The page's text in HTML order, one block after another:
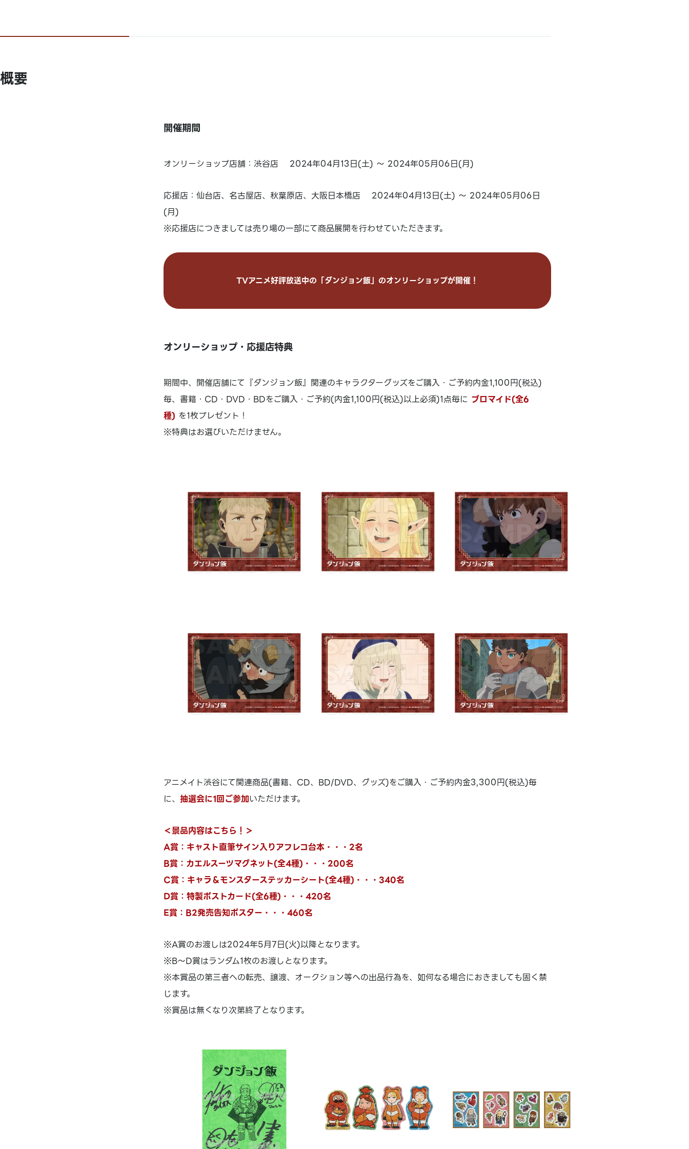
概要
開催期間
オンリーショップ店舗：渋谷店 2024年04月13日(土) ～ 2024年05月06日(月)
応援店：仙台店、名古屋店、秋葉原店、大阪日本橋店 2024年04月13日(土) ～ 2024年05月06日
(月)
※応援店につきましては売り場の一部にて商品展開を行わせていただきます。
TVアニメ好評放送中の「ダンジョン飯」のオンリーショップが開催！
オンリーショップ・応援店特典
期間中、開催店舗にて『ダンジョン飯』関連のキャラクターグッズをご購入・ご予約内金1,100円(税込)
毎、書籍・CD・DVD・BDをご購入・ご予約(内金1,100円(税込)以上必須)1点毎に ブロマイド(全6
種) を1枚プレゼント！
※特典はお選びいただけません。
アニメイト渋谷にて関連商品(書籍、CD、BD/DVD、グッズ)をご購入・ご予約内金3,300円(税込)毎
に、抽選会に1回ご参加いただけます。
＜景品内容はこちら！＞
A賞：キャスト直筆サイン入りアフレコ台本・・・2名
B賞：カエルスーツマグネット(全4種)・・・200名
C賞：キャラ＆モンスターステッカーシート(全4種)・・・340名
D賞：特製ポストカード(全6種)・・・420名
E賞：B2発売告知ポスター・・・460名
※A賞のお渡しは2024年5月7日(火)以降となります。
※B～D賞はランダム1枚のお渡しとなります。
※本賞品の第三者への転売、譲渡、オークション等への出品行為を、如何なる場合におきましても固く禁
じます。
※賞品は無くなり次第終了となります。